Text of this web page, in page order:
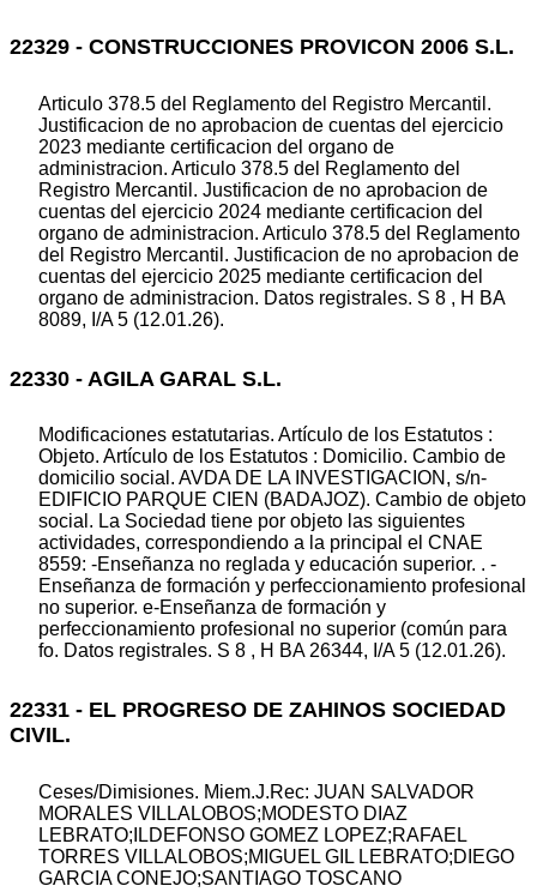
22329 - CONSTRUCCIONES PROVICON 2006 S.L.
Articulo 378.5 del Reglamento del Registro Mercantil.
Justificacion de no aprobacion de cuentas del ejercicio
2023 mediante certificacion del organo de
administracion. Articulo 378.5 del Reglamento del
Registro Mercantil. Justificacion de no aprobacion de
cuentas del ejercicio 2024 mediante certificacion del
organo de administracion. Articulo 378.5 del Reglamento
del Registro Mercantil. Justificacion de no aprobacion de
cuentas del ejercicio 2025 mediante certificacion del
organo de administracion. Datos registrales. S 8 , H BA
8089, I/A 5 (12.01.26).
22330 - AGILA GARAL S.L.
Modificaciones estatutarias. Artículo de los Estatutos :
Objeto. Artículo de los Estatutos : Domicilio. Cambio de
domicilio social. AVDA DE LA INVESTIGACION, s/n-
EDIFICIO PARQUE CIEN (BADAJOZ). Cambio de objeto
social. La Sociedad tiene por objeto las siguientes
actividades, correspondiendo a la principal el CNAE
8559: -Enseñanza no reglada y educación superior. . -
Enseñanza de formación y perfeccionamiento profesional
no superior. e-Enseñanza de formación y
perfeccionamiento profesional no superior (común para
fo. Datos registrales. S 8 , H BA 26344, I/A 5 (12.01.26).
22331 - EL PROGRESO DE ZAHINOS SOCIEDAD
CIVIL.
Ceses/Dimisiones. Miem.J.Rec: JUAN SALVADOR
MORALES VILLALOBOS;MODESTO DIAZ
LEBRATO;ILDEFONSO GOMEZ LOPEZ;RAFAEL
TORRES VILLALOBOS;MIGUEL GIL LEBRATO;DIEGO
GARCIA CONEJO;SANTIAGO TOSCANO